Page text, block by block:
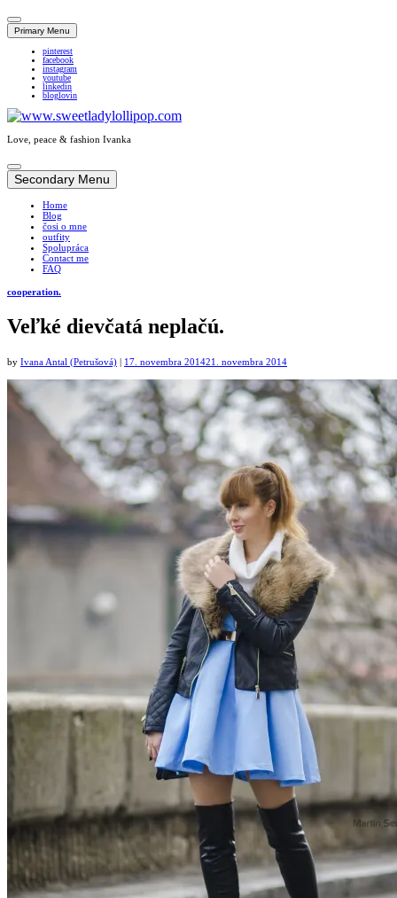
Primary Menu
pinterest
facebook
instagram
youtube
linkedin
bloglovin
Love, peace & fashion Ivanka
Skip
to
content
Secondary Menu
Home
Blog
čosi o mne
outfity
Spolupráca
Contact me
FAQ
cooperation.
Veľké dievčatá neplačú.
by Ivana Antal (Petrušová) 17. novembra 201421. novembra 2014